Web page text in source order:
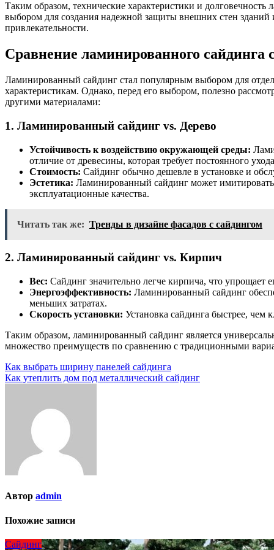
Таким образом, технические характеристики и
выбором для создания надежной защиты внешних стен
привлекательности.
Сравнение ламинированного
Ламинированный сайдинг стал популярным выбором для
характеристикам. Однако, перед его выбором, полезно
другими материалами:
1. Ламинированный сайдинг vs. Дерево
Устойчивость к воздействию окружающей среды:
отличие от древесины, которая требует постоянного
Стоимость: Сайдинг обычно дешевле в установке и
Эстетика: Ламинированный сайдинг может имитировать
эксплуатационные качества.
Читать так же: Тренды в дизайне фасадов с сайдингом
2. Ламинированный сайдинг vs. Кирпич
Вес: Сайдинг значительно легче кирпича, что упрощает
Энергоэффективность: Ламинированный сайдинг
меньших затратах.
Скорость установки: Установка сайдинга быстрее, чем
Таким образом, ламинированный сайдинг является
множество преимуществ по сравнению с традиционными
Навигация
по
Как выбрать ширину панелей сайдинга
Как утеплить дом под металлический сайдинг
Автор admin
Похожие записи
Сайдинг